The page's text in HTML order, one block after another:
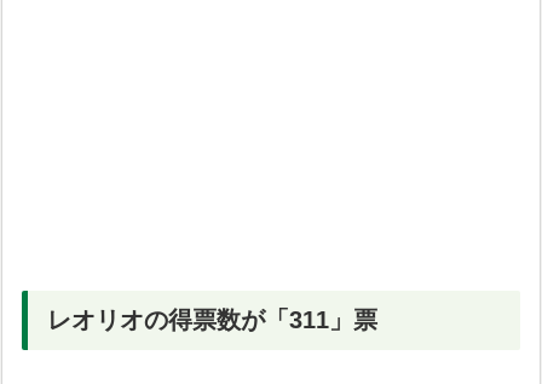
レオリオの得票数が「311」票